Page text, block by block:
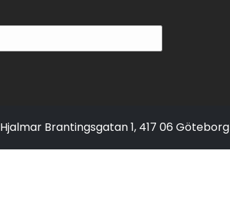
Hjalmar Brantingsgatan 1, 417 06 Göteborg